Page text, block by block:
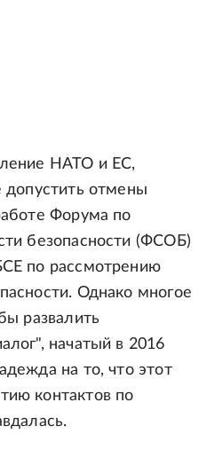
НАТО и ЕС,
допустить отмены
Форума по
безопасности (ФСОБ)
по рассмотрению
Однако многое
развалить
начатый в 2016
на то, что этот
контактов по